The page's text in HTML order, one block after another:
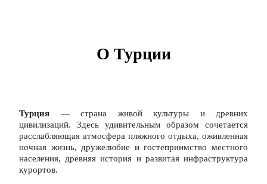
О Турции
Турция — страна живой культуры и древних
цивилизаций. Здесь удивительным образом сочетается
расслабляющая атмосфера пляжного отдыха, оживленная
ночная жизнь, дружелюбие и гостеприимство местного
населения, древняя история и развитая инфраструктура
курортов.